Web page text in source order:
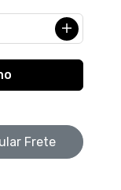
Frete